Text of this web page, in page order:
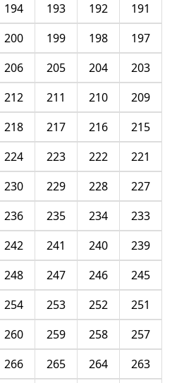
191
192
193
194
197
198
199
200
203
204
205
206
209
210
211
212
215
216
217
218
221
222
223
224
227
228
229
230
233
234
235
236
239
240
241
242
245
246
247
248
251
252
253
254
257
258
259
260
263
264
265
266